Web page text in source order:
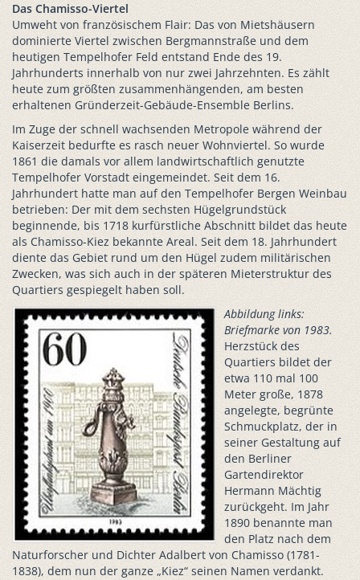
Das Chamisso-Viertel
Umweht von französischem Flair: Das von Mietshäusern
dominierte Viertel zwischen Bergmannstraße und dem
heutigen Tempelhofer Feld entstand Ende des 19.
Jahrhunderts innerhalb von nur zwei Jahrzehnten. Es zählt
heute zum größten zusammenhängenden, am besten
erhaltenen Gründerzeit-Gebäude-Ensemble Berlins.
Im Zuge der schnell wachsenden Metropole während der
Kaiserzeit bedurfte es rasch neuer Wohnviertel. So wurde
1861 die damals vor allem landwirtschaftlich genutzte
Tempelhofer Vorstadt eingemeindet. Seit dem 16.
Jahrhundert hatte man auf den Tempelhofer Bergen Weinbau
betrieben: Der mit dem sechsten Hügelgrundstück
beginnende, bis 1718 kurfürstliche Abschnitt bildet das heute
als Chamisso-Kiez bekannte Areal. Seit dem 18. Jahrhundert
diente das Gebiet rund um den Hügel zudem militärischen
Zwecken, was sich auch in der späteren Mieterstruktur des
Quartiers gespiegelt haben soll.
Abbildung links:
Briefmarke von 1983.
Herzstück des
Quartiers bildet der
etwa 110 mal 100
Meter große, 1878
angelegte, begrünte
Schmuckplatz, der in
seiner Gestaltung auf
den Berliner
Gartendirektor
Hermann Mächtig
zurückgeht. Im Jahr
1890 benannte man
den Platz nach dem
Naturforscher und Dichter Adalbert von Chamisso (1781-
1838), dem nun der ganze „Kiez“ seinen Namen verdankt.